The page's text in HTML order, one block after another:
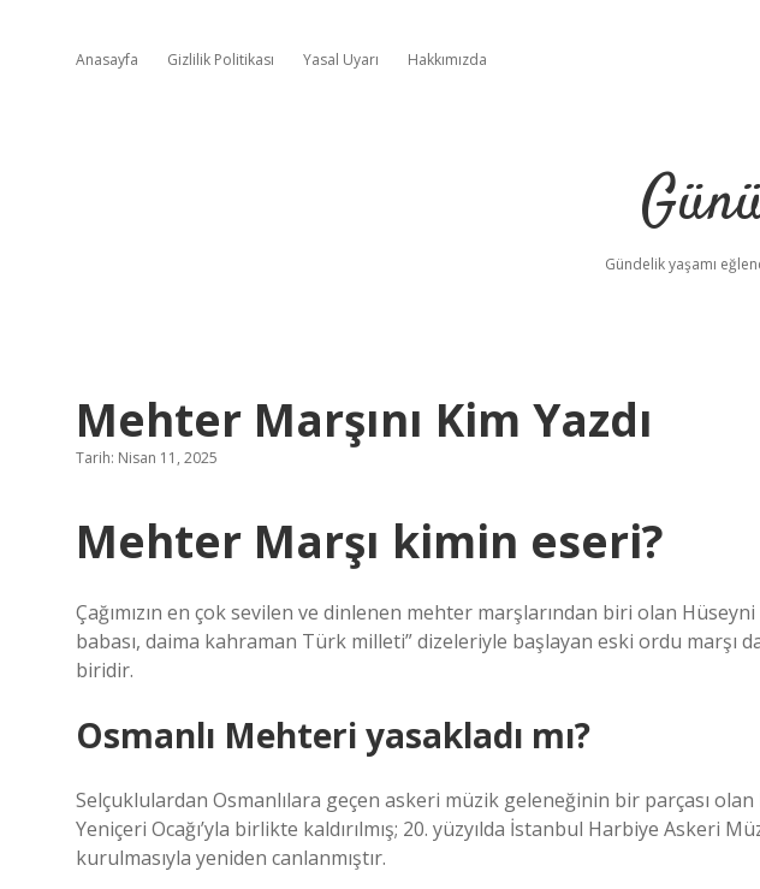
Anasayfa Gizlilik Politikası Yasal Uyarı Hakkımızda
Gündelik yaşamı
Mehter Marşını Kim Yazdı
Tarih: Nisan 11, 2025
Mehter Marşı kimin eseri?
Çağımızın en çok sevilen ve dinlenen mehter marşlarından biri olan Hüseyni
babası, daima kahraman Türk milleti” dizeleriyle başlayan eski ordu marşı
biridir.
Osmanlı Mehteri yasakladı mı?
Selçuklulardan Osmanlılara geçen askeri müzik geleneğinin bir parçası olan
Yeniçeri Ocağı’yla birlikte kaldırılmış; 20. yüzyılda İstanbul Harbiye Askeri
kurulmasıyla yeniden canlanmıştır.